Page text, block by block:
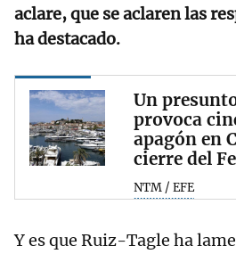
aclare, que se aclaren las
ha destacado.
Un
provoca
apagón en
cierre del
NTM / EFE
Y es que Ruiz-Tagle ha